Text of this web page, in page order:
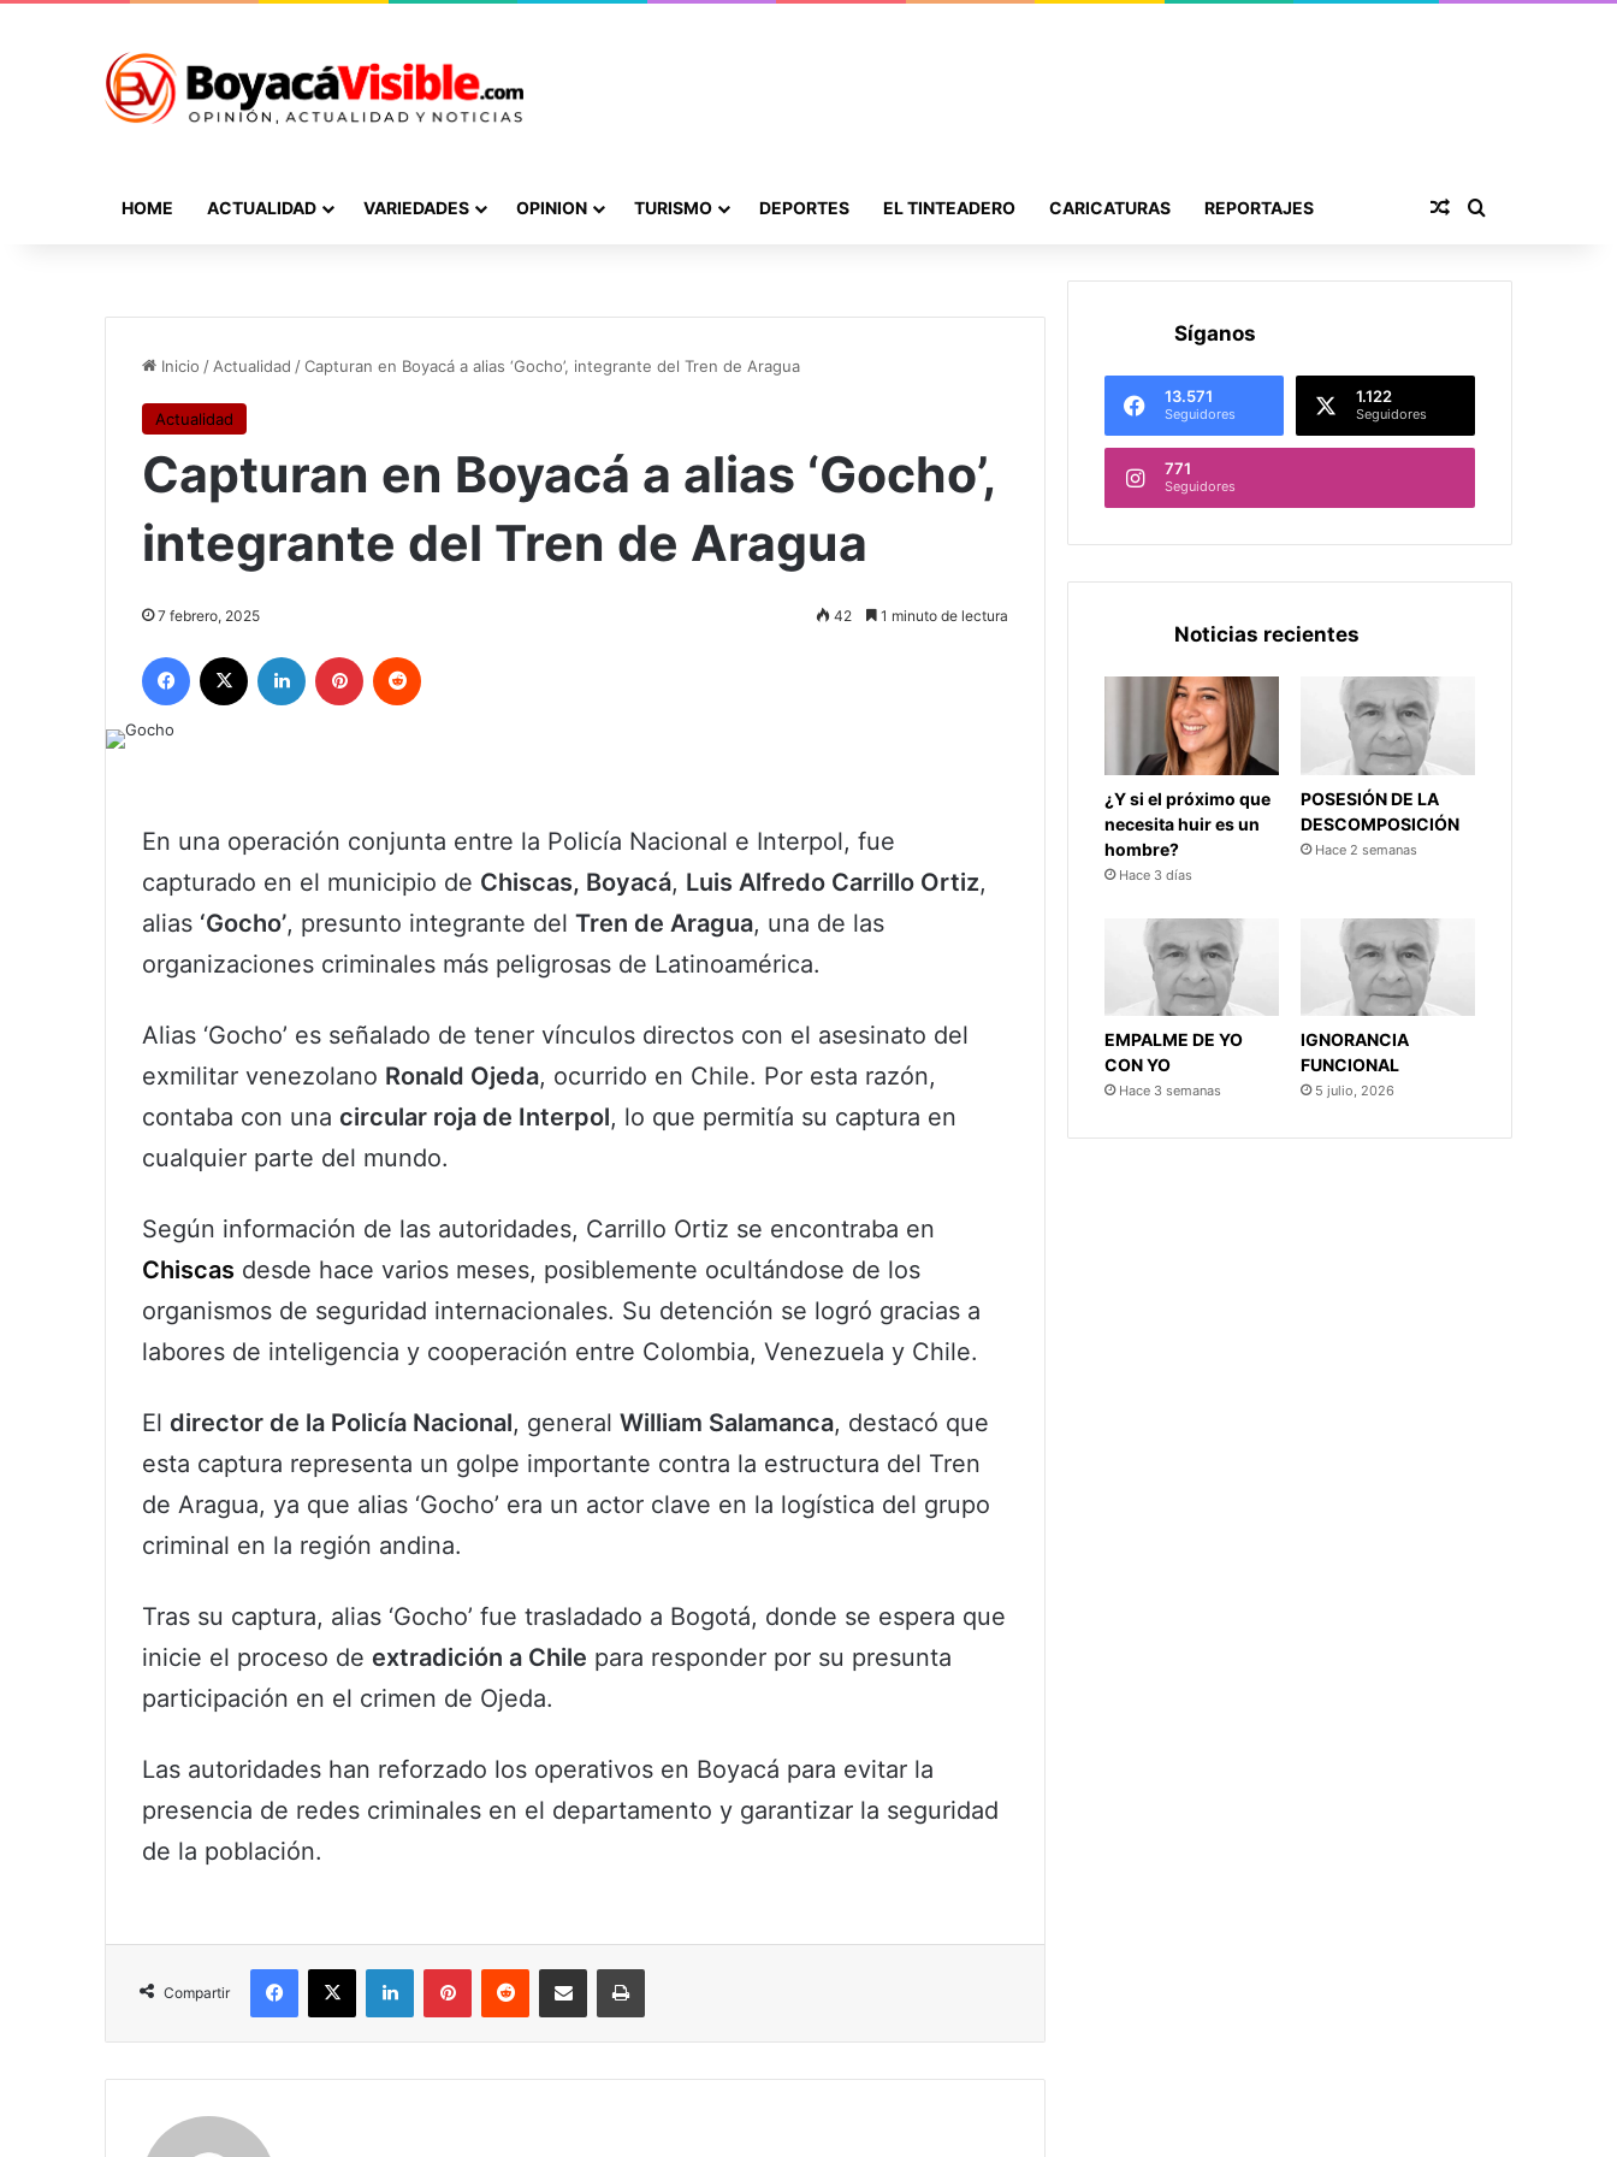
HOME ACTUALIDAD VARIEDADES OPINION TURISMO DEPORTES EL TINTEADERO CARICATURAS REPORTAJES Publicación al
Inicio / Actualidad /Capturan en Boyacá a alias ‘Gocho’, integrante del Tren de Aragua
Actualidad
Capturan en Boyacá a alias ‘Gocho’,
integrante del Tren de Aragua
7 febrero, 2025 42 1 minuto de lectura
Facebook LinkedIn Pinterest
En una operación conjunta entre la Policía Nacional e Interpol, fue
capturado en el municipio de Chiscas, Boyacá, Luis Alfredo Carrillo Ortiz,
alias ‘Gocho’, presunto integrante del Tren de Aragua, una de las
organizaciones criminales más peligrosas de Latinoamérica.
Alias ‘Gocho’ es señalado de tener vínculos directos con el asesinato del
exmilitar venezolano Ronald Ojeda, ocurrido en Chile. Por esta razón,
contaba con una circular roja de Interpol, lo que permitía su captura en
cualquier parte del mundo.
Según información de las autoridades, Carrillo Ortiz se encontraba en
Chiscas desde hace varios meses, posiblemente ocultándose de los
organismos de seguridad internacionales. Su detención se logró gracias a
labores de inteligencia y cooperación entre Colombia, Venezuela y Chile.
El director de la Policía Nacional, general William Salamanca, destacó que
esta captura representa un golpe importante contra la estructura del Tren
de Aragua, ya que alias ‘Gocho’ era un actor clave en la logística del grupo
criminal en la región andina.
Tras su captura, alias ‘Gocho’ fue trasladado a Bogotá, donde se espera que
inicie el proceso de extradición a Chile para responder por su presunta
participación en el crimen de Ojeda.
Las autoridades han reforzado los operativos en Boyacá para evitar la
presencia de redes criminales en el departamento y garantizar la seguridad
de la población.
Compartir
Facebook
X LinkedInPinterestReddit Compartir por correo electrónicoImprimir
Síganos
13.571
Seguidores
1.122
Seguidores
771
Seguidores
Noticias recientes
¿Y si el próximo que
necesita huir es un
hombre?
Hace 3 días
POSESIÓN DE LA
DESCOMPOSICIÓN
Hace 2 semanas
EMPALME DE YO
CON YO
Hace 3 semanas
IGNORANCIA
FUNCIONAL
5 julio, 2026